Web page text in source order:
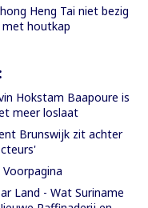
Heng Tai niet bezig
houtkap
Hokstam Baapoure is
meer loslaat
Brunswijk zit achter
Land - Wat Suriname